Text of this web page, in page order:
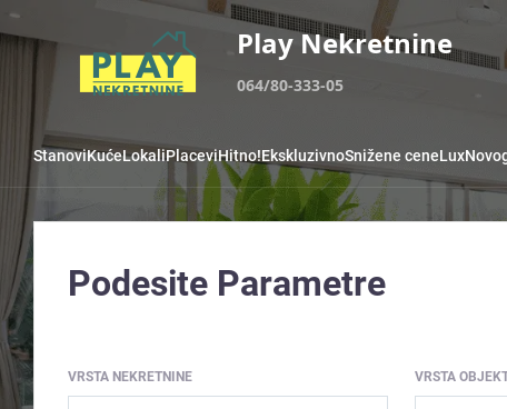
Play Nekretnine
064/80-333-05
StanoviKućeLokaliPlaceviHitno!EkskluzivnoSnižene ceneLux
Podesite Parametre
VRSTA NEKRETNINE VRSTA